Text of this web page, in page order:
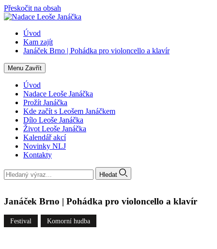
Přeskočit na obsah
Úvod
Kam zajít
Janáček Brno | Pohádka pro violoncello a klavír
Menu Zavřít
Úvod
Nadace Leoše Janáčka
Prožít Janáčka
Kde začít s Leošem Janáčkem
Dílo Leoše Janáčka
Život Leoše Janáčka
Kalendář akcí
Novinky NLJ
Kontakty
Hledat
Janáček Brno | Pohádka pro violoncello a klavír
Festival Komorní hudba